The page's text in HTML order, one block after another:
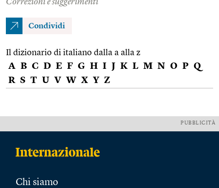
Condividi
Il dizionario di italiano dalla a alla z
A B C D E F G H I J K L M N O P Q
R S T U V W X Y Z
PUBBLICITÀ
Chi siamo